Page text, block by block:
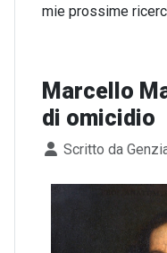
mie prossime
Marcello
di omicidio
Dettagli
Scritto da